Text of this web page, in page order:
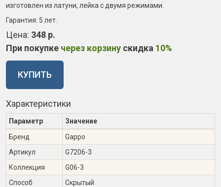
изготовлен из латуни, лейка с двумя режимами.
Гарантия: 5 лет
Цена: 348 р.
При покупке через корзину скидка 10%
КУПИТЬ
Характеристики
Параметр
Значение
Бренд
Gappo
Артикул
G7206-3
Коллекция
G06-3
Способ
Скрытый